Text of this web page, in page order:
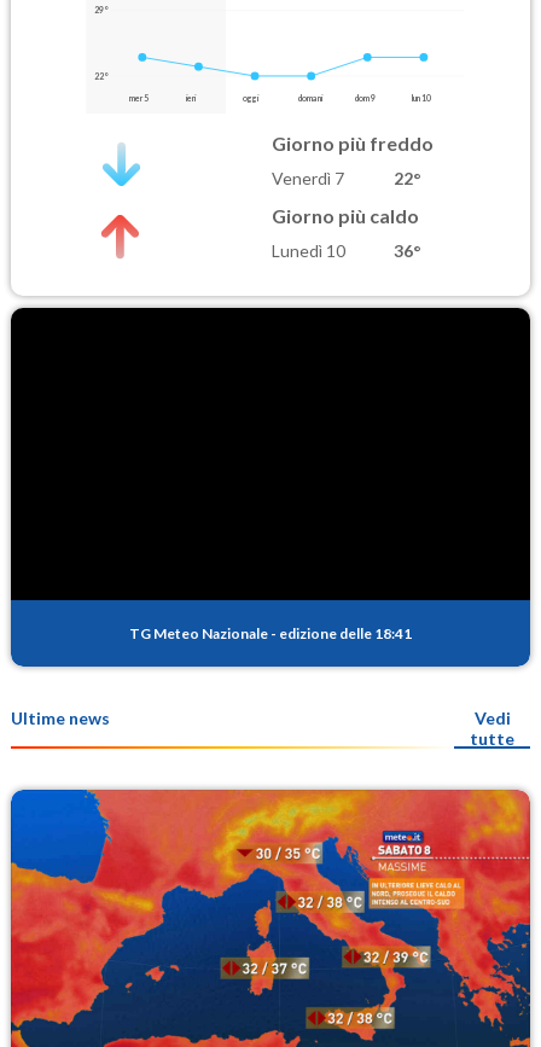
29°
22°
mer 5 ieri oggi domani dom 9 lun 10
Giorno più freddo
Venerdì 7 22°
Giorno più caldo
Lunedì 10 36°
TG Meteo Nazionale - edizione delle 18:41
Ultime news
Vedi
tutte